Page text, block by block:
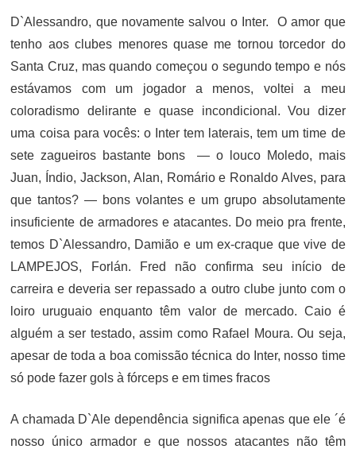
D`Alessandro, que novamente salvou o Inter. O amor que
tenho aos clubes menores quase me tornou torcedor do
Santa Cruz, mas quando começou o segundo tempo e nós
estávamos com um jogador a menos, voltei a meu
coloradismo delirante e quase incondicional. Vou dizer
uma coisa para vocês: o Inter tem laterais, tem um time de
sete zagueiros bastante bons — o louco Moledo, mais
Juan, Índio, Jackson, Alan, Romário e Ronaldo Alves, para
que tantos? — bons volantes e um grupo absolutamente
insuficiente de armadores e atacantes. Do meio pra frente,
temos D`Alessandro, Damião e um ex-craque que vive de
LAMPEJOS, Forlán. Fred não confirma seu início de
carreira e deveria ser repassado a outro clube junto com o
loiro uruguaio enquanto têm valor de mercado. Caio é
alguém a ser testado, assim como Rafael Moura. Ou seja,
apesar de toda a boa comissão técnica do Inter, nosso time
só pode fazer gols à fórceps e em times fracos
A chamada D`Ale dependência significa apenas que ele ´é
nosso único armador e que nossos atacantes não têm